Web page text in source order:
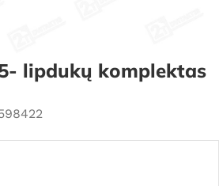
lipdukų komplektas